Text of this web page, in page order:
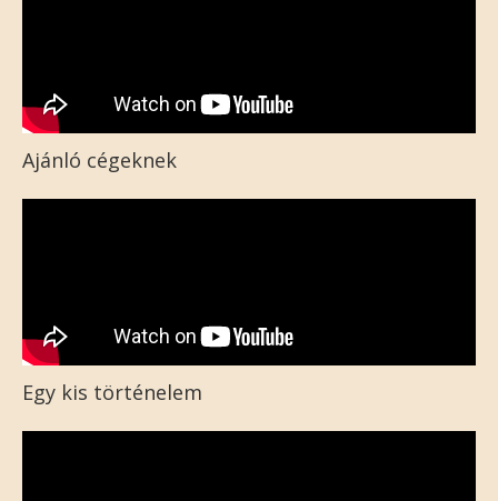
Ajánló cégeknek
Egy kis történelem